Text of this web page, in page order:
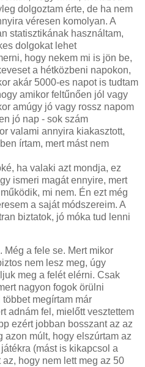
dolgoztam érte, de ha nem
véresen komolyan. A
statisztikának használtam,
dolgokat lehet
hogy nekem mi is jön be,
a hétközbeni napokon,
akár 5000-es napot is tudtam
amikor feltűnően jól vagy
amúgy jó vagy rossz napom
jó nap - sok szám
valami annyira kiakasztott,
írtam, mert mást nem
ha valaki azt mondja, ez
ismeri magát ennyire, mert
mi nem. Én ezt még
a saját módszereim. A
biztatok, jó móka tud lenni
Még a fele se. Mert mikor
nem lesz meg, úgy
meg a felét elérni. Csak
nagyon fogok örülni
megírtam már
adnám fel, mielőtt vesztettem
ezért jobban bosszant az az
azon múlt, hogy elszúrtam az
(mást is kikapcsol a
hogy nem lett meg az 50